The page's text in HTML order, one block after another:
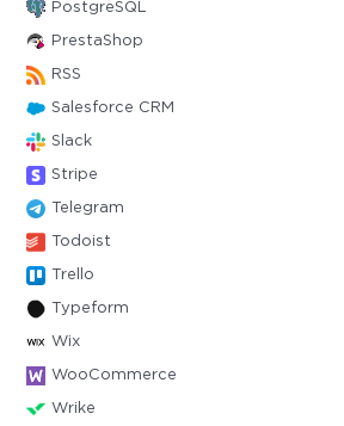
PostgreSQL
PrestaShop
RSS
Salesforce CRM
Slack
Stripe
Telegram
Todoist
Trello
Typeform
Wix
WooCommerce
Wrike